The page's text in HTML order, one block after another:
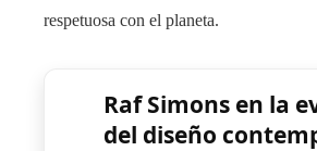
respetuosa con el planeta.
Raf Simons en la
del diseño